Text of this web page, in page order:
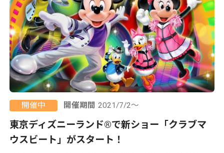
開催中 開催期間 2021/7/2～
東京ディズニーランド®で新ショー「クラブマ
ウスビート」がスタート！